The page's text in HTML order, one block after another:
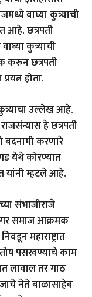
वाघ्या कुत्र्याची
आहे. छत्रपती
कुत्र्याची
करुन छत्रपती
होता.
उल्लेख आहे.
हे छत्रपती
बदनामी करणारे
येथे कोरण्यात
यांनी म्हटले आहे.
संभाजीराजे
समाज आक्रमक
महाराष्ट्रात
पसरवण्याचे काम
लावाल तर गाठ
नेते बाळासाहेब